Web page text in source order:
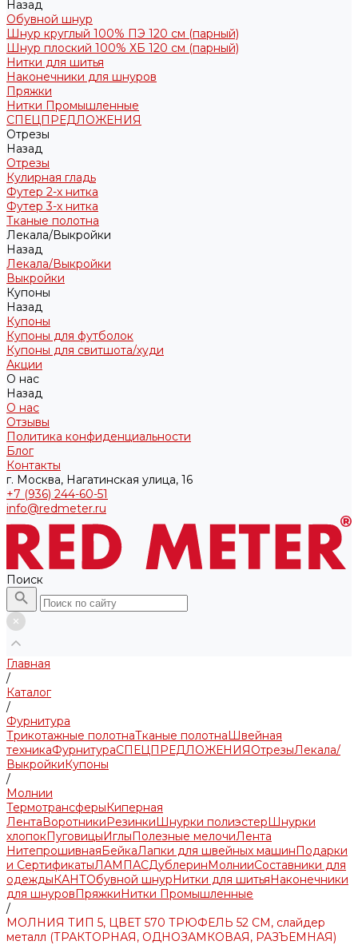
Назад
Обувной шнур
Шнур круглый 100% ПЭ 120 см (парный)
Шнур плоский 100% ХБ 120 см (парный)
Нитки для шитья
Наконечники для шнуров
Пряжки
Нитки Промышленные
СПЕЦПРЕДЛОЖЕНИЯ
Отрезы
Назад
Отрезы
Кулирная гладь
Футер 2-х нитка
Футер 3-х нитка
Тканые полотна
Лекала/Выкройки
Назад
Лекала/Выкройки
Выкройки
Купоны
Назад
Купоны
Купоны для футболок
Купоны для свитшота/худи
Акции
О нас
Назад
О нас
Отзывы
Политика конфиденциальности
Блог
Контакты
г. Москва, Нагатинская улица, 16
+7 (936) 244-60-51
info@redmeter.ru
Поиск
Главная
/
Каталог
/
Фурнитура
Трикотажные полотнаТканые полотнаШвейная
техникаФурнитураСПЕЦПРЕДЛОЖЕНИЯОтрезыЛекала/
ВыкройкиКупоны
/
Молнии
ТермотрансферыКиперная
ЛентаВоротникиРезинкиШнурки полиэстерШнурки
хлопокПуговицыИглыПолезные мелочиЛента
НитепрошивнаяБейкаЛапки для швейных машинПодарки
и СертификатыЛАМПАСДублеринМолнииСоставники для
одеждыКАНТОбувной шнурНитки для шитьяНаконечники
для шнуровПряжкиНитки Промышленные
/
МОЛНИЯ ТИП 5, ЦВЕТ 570 ТРЮФЕЛЬ 52 СМ, слайдер
металл (ТРАКТОРНАЯ, ОДНОЗАМКОВАЯ, РАЗЪЕМНАЯ)